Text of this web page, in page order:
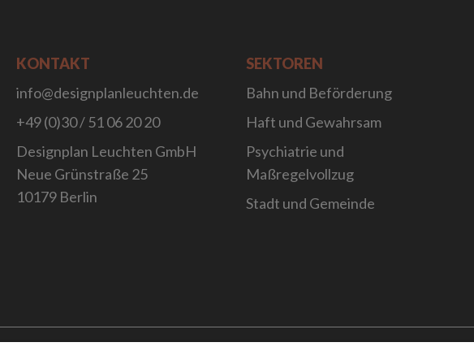
KONTAKT
info@designplanleuchten.de
+49 (0)30 / 51 06 20 20
Designplan Leuchten GmbH
Neue Grünstraße 25
10179 Berlin
SEKTOREN
Bahn und Beförderung
Haft und Gewahrsam
Psychiatrie und
Maßregelvollzug
Stadt und Gemeinde